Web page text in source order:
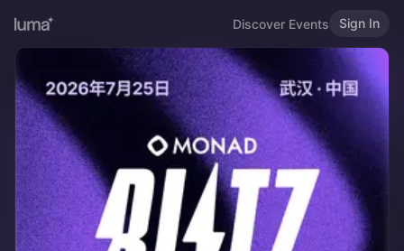
Discover Events Sign In